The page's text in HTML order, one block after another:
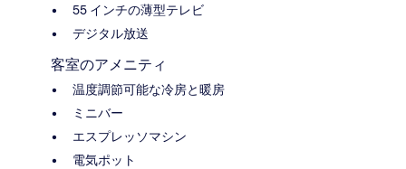
55 インチの薄型テレビ
デジタル放送
客室のアメニティ
温度調節可能な冷房と暖房
ミニバー
エスプレッソマシン
電気ポット